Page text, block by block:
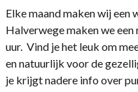
Elke maand maken wij een
Halverwege maken we
uur. Vind je het leuk om
en natuurlijk voor de
je krijgt nadere info over